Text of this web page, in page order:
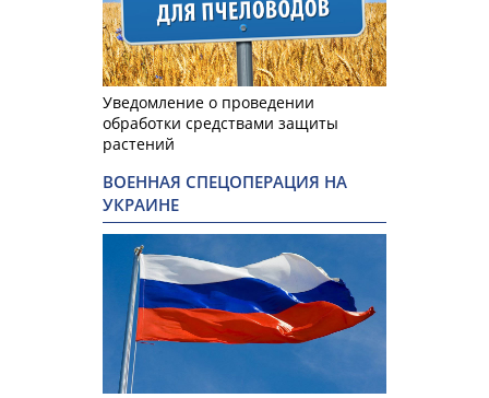
Уведомление о проведении
обработки средствами защиты
растений
ВОЕННАЯ СПЕЦОПЕРАЦИЯ НА
УКРАИНЕ